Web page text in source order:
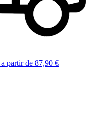
a partir de 87,90 €